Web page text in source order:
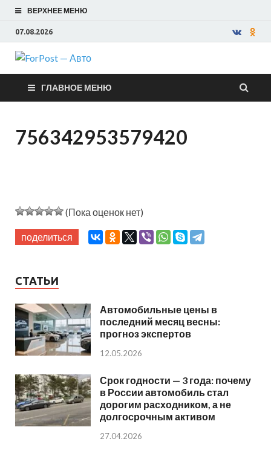
ВЕРХНЕЕ МЕНЮ
07.08.2026
ForPost —
Авто
ГЛАВНОЕ МЕНЮ
756342953579420
(Пока оценок нет)
поделиться
СТАТЬИ
Автомобильные цены в
последний месяц весны:
прогноз экспертов
12.05.2026
Срок годности — 3 года: почему
в России автомобиль стал
дорогим расходником, а не
долгосрочным активом
27.04.2026